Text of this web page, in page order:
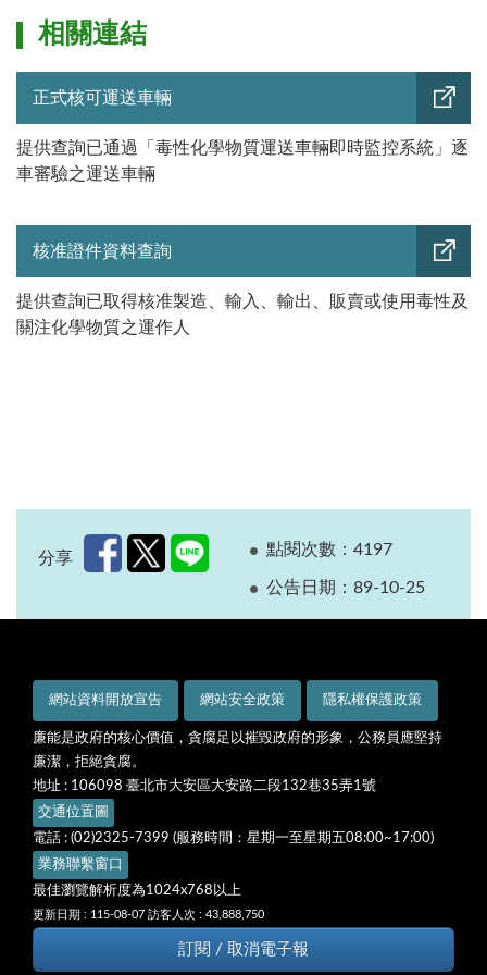
相關連結
正式核可運送車輛
提供查詢已通過「毒性化學物質運送車輛即時監控系統」逐
車審驗之運送車輛
核准證件資料查詢
提供查詢已取得核准製造、輸入、輸出、販賣或使用毒性及
關注化學物質之運作人
分享 點閱次數：4197
公告日期：89-10-25
網站資料開放宣告 網站安全政策 隱私權保護政策
廉能是政府的核心價值，貪腐足以摧毀政府的形象，公務員應堅持
廉潔，拒絕貪腐。
地址 : 106098 臺北市大安區大安路二段132巷35弄1號
交通位置圖
電話 : (02)2325-7399 (服務時間：星期一至星期五08:00~17:00)
業務聯繫窗口
最佳瀏覽解析度為1024x768以上
更新日期 : 115-08-07 訪客人次 : 43,888,750
訂閱 / 取消電子報